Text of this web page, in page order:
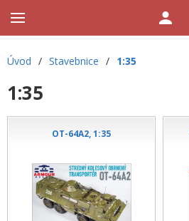
Úvod / Stavebnice / 1:35
1:35
OT-64A2, 1:35